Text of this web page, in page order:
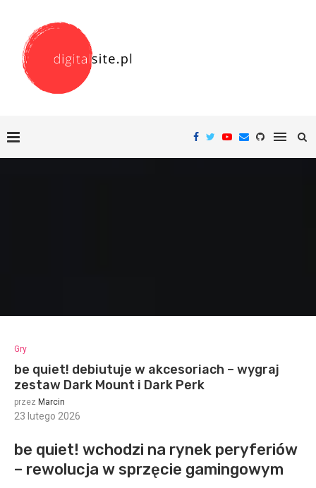
Gry
be quiet! debiutuje w akcesoriach – wygraj
zestaw Dark Mount i Dark Perk
przez Marcin
23 lutego 2026
be quiet! wchodzi na rynek peryferiów
– rewolucja w sprzęcie gamingowym